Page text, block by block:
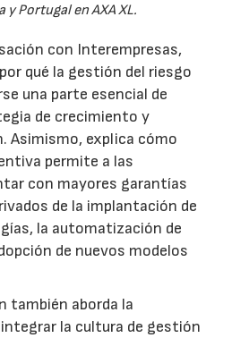
y Portugal en AXA XL.
con Interempresas,
qué la gestión del riesgo
una parte esencial de
de crecimiento y
Asimismo, explica cómo
permite a las
con mayores garantías
de la implantación de
la automatización de
de nuevos modelos
también aborda la
la cultura de gestión